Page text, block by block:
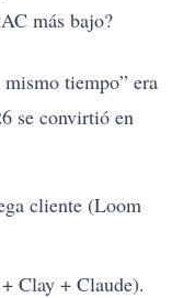
más bajo?
mismo tiempo” era
se convirtió en
cliente (Loom
Clay + Claude).